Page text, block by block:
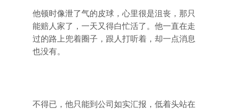
他顿时像泄了气的皮球，心里很是沮丧，那只
能赔人家了，一天又得白忙活了。他一直在走
过的路上兜着圈子，跟人打听着，却一点消息
也没有。
不得已，他只能到公司如实汇报，低着头站在